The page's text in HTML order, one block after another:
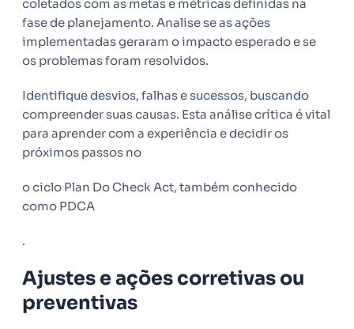
coletados com as metas e métricas definidas na
fase de planejamento. Analise se as ações
implementadas geraram o impacto esperado e se
os problemas foram resolvidos.
Identifique desvios, falhas e sucessos, buscando
compreender suas causas. Esta análise crítica é vital
para aprender com a experiência e decidir os
próximos passos no
o ciclo Plan Do Check Act, também conhecido
como PDCA
.
Ajustes e ações corretivas ou
preventivas